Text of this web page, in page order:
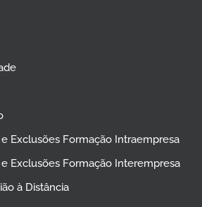
Exclusões Formação Intraempresa
Exclusões Formação Interempresa
à Distância